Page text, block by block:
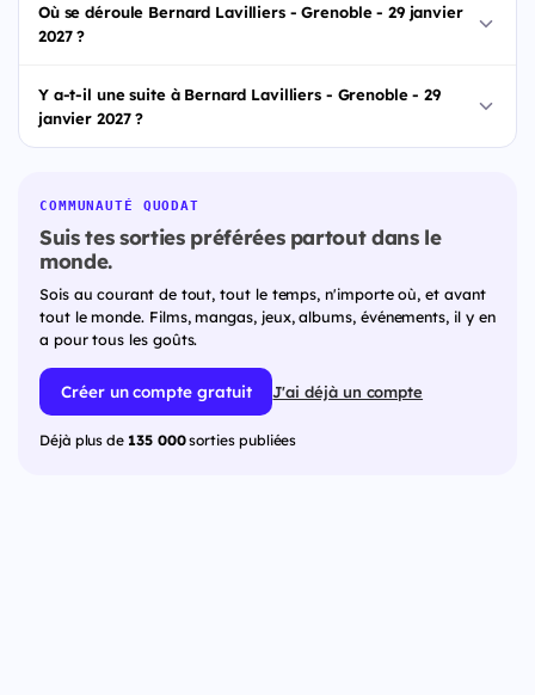
Où se déroule Bernard Lavilliers - Grenoble - 29 janvier
2027 ?
Y a-t-il une suite à Bernard Lavilliers - Grenoble - 29
janvier 2027 ?
COMMUNAUTÉ QUODAT
Suis tes sorties préférées partout dans le
monde.
Sois au courant de tout, tout le temps, n'importe où, et avant
tout le monde. Films, mangas, jeux, albums, événements, il y en
a pour tous les goûts.
Créer un compte gratuit J'ai déjà un compte
Déjà plus de 135 000sorties publiées